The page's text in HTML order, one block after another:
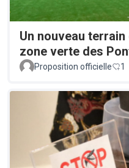
Un nouveau
zone verte des
Proposition officielle 1